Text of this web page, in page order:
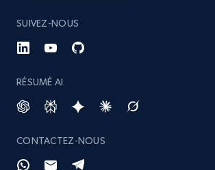
specified keywords
URL, Product id, Listing inventory id,
price, and more.
1.9K+ 322+
SUIVEZ-NOUS
RÉSUMÉ AI
CONTACTEZ-NOUS